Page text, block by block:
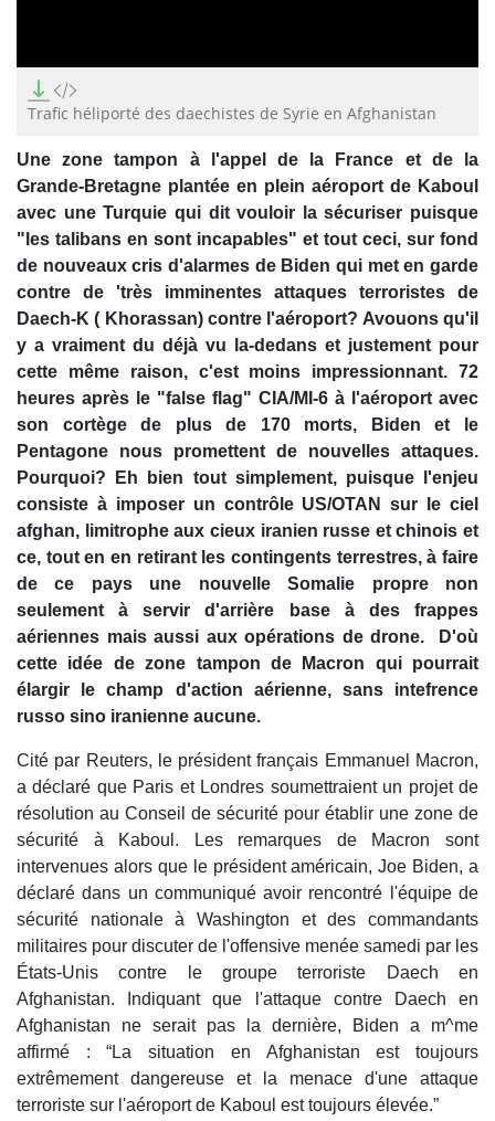
seconds
ofTrafic héliporté des daechistes de Syrie en Afghanistan
Une zone tampon à l'appel de la France et de la
Grande-Bretagne plantée en plein aéroport de Kaboul
avec une Turquie qui dit vouloir la sécuriser puisque
"les talibans en sont incapables" et tout ceci, sur fond
de nouveaux cris d'alarmes de Biden qui met en garde
contre de 'très imminentes attaques terroristes de
Daech-K ( Khorassan) contre l'aéroport? Avouons qu'il
y a vraiment du déjà vu la-dedans et justement pour
cette même raison, c'est moins impressionnant. 72
heures après le "false flag" CIA/MI-6 à l'aéroport avec
son cortège de plus de 170 morts, Biden et le
Pentagone nous promettent de nouvelles attaques.
Pourquoi? Eh bien tout simplement, puisque l'enjeu
consiste à imposer un contrôle US/OTAN sur le ciel
afghan, limitrophe aux cieux iranien russe et chinois et
ce, tout en en retirant les contingents terrestres, à faire
de ce pays une nouvelle Somalie propre non
seulement à servir d'arrière base à des frappes
aériennes mais aussi aux opérations de drone. D'où
cette idée de zone tampon de Macron qui pourrait
élargir le champ d'action aérienne, sans intefrence
russo sino iranienne aucune.
Cité par Reuters, le président français Emmanuel Macron,
a déclaré que Paris et Londres soumettraient un projet de
résolution au Conseil de sécurité pour établir une zone de
sécurité à Kaboul. Les remarques de Macron sont
intervenues alors que le président américain, Joe Biden, a
déclaré dans un communiqué avoir rencontré l'équipe de
sécurité nationale à Washington et des commandants
militaires pour discuter de l'offensive menée samedi par les
États-Unis contre le groupe terroriste Daech en
Afghanistan. Indiquant que l'attaque contre Daech en
Afghanistan ne serait pas la dernière, Biden a m^me
affirmé : “La situation en Afghanistan est toujours
extrêmement dangereuse et la menace d'une attaque
terroriste sur l'aéroport de Kaboul est toujours élevée.”